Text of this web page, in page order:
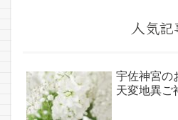
人気記
宇佐神宮の
天変地異ご